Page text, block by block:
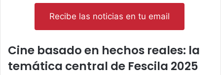
Recibe las noticias en tu email
Cine basado en hechos reales: la
temática central de Fescila 2025